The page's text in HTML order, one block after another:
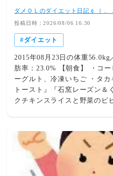
ダメＯＬのダイエット日記￠（．
投稿日時：2026/08/06 16:30
ダイエット
2015年08月23日の体重
肪率：23.0% 【朝食】 ・コーヒー ・オムレツ ・水切りヨ
ーグルト、冷凍いちご ・タカ
トースト』『石窯レーズン＆くるみ』 【昼
クチキンスライスと野菜のビビンバ風 【夕
ビーカステラ ・大塚製薬『イオン
グ「ダメOLのお小遣い日記
しいご飯日記￠（． ．）」
ンキングに参加中。ぽちで応